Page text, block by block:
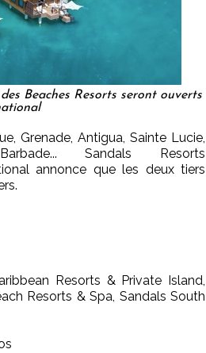
Beaches Resorts seront ouverts
Grenade, Antigua, Sainte Lucie,
Sandals Resorts
annonce que les deux tiers
Resorts & Private Island,
Resorts & Spa, Sandals South